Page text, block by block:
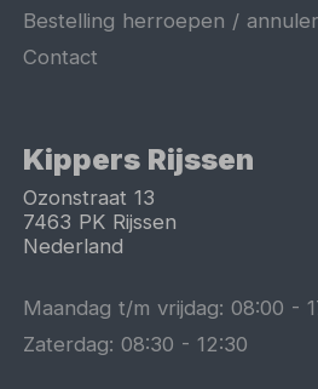
Bestelling herroepen /
Contact
Kippers Rijssen
Ozonstraat 13
7463 PK Rijssen
Nederland
Maandag t/m vrijdag:08:00 -
Zaterdag:08:30 -12:30